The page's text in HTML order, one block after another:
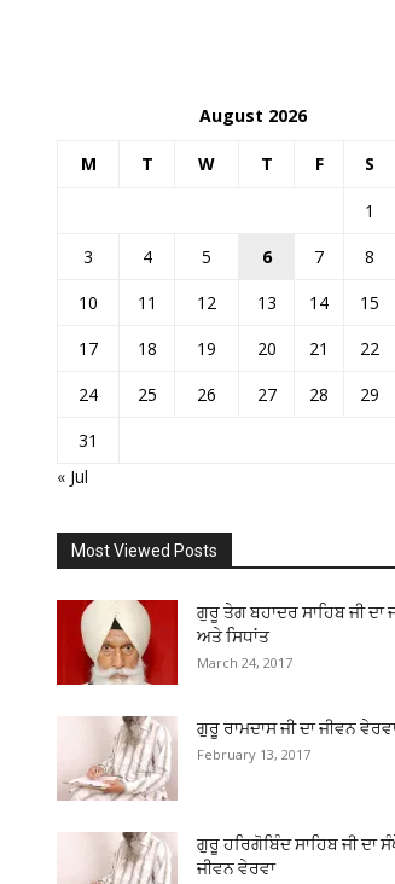
August 2026
M T W T F S
1
3
4 5 6 7 8
10
11 12 13 14 15
17
18 19 20 21 22
24
25 26 27 28 29
31
« Jul
Most Viewed Posts
ਗੁਰੂ ਤੇਗ ਬਹਾਦਰ ਸਾਹਿਬ ਜੀ ਦਾ
ਅਤੇ ਸਿਧਾਂਤ
March 24, 2017
ਗੁਰੂ ਰਾਮਦਾਸ ਜੀ ਦਾ ਜੀਵਨ
February 13, 2017
ਗੁਰੂ ਹਰਿਗੋਬਿੰਦ ਸਾਹਿਬ ਜੀ ਦਾ
ਜੀਵਨ ਵੇਰਵਾ